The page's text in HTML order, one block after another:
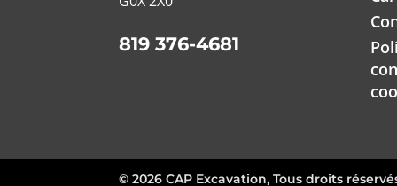
819 376-4681
© 2026 CAP Excavation, Tous droits